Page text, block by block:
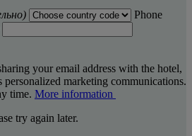
Phone
your email address with the hotel,
marketing communications.
time. More information
try again later.